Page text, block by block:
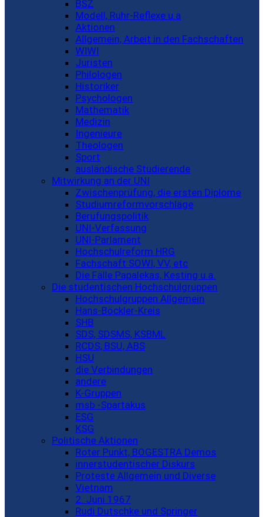
BSZ
Modell, Ruhr-Reflexe u.a
Aktionen
Allgemein, Arbeit in den Fachschaften
WIWI
Juristen
Philologen
Historiker
Psychologen
Mathematik
Medizin
Ingenieure
Theologen
Sport
ausländische Studierende
Mitwirkung an der UNI
Zwischenprüfung, die ersten Diplome
Studiumreformvorschläge
Berufungspolitik
UNI-Verfassung
UNI-Parlament
Hochschulreform HRG
Fachschaft SOWI, VV, etc
Die Fälle Papalekas, Kesting u.a.
Die studentischen Hochschulgruppen
Hochschulgruppen Allgemein
Hans-Böckler-Kreis
SHB
SDS, SDSMS, KSBML
RCDS, BSU, ABS
HSU
die Verbindungen
andere
K-Gruppen
msb -Spartakus
ESG
KSG
Politische Aktionen
Roter Punkt, BOGESTRA Demos
innerstudentischer Diskurs
Proteste Allgemein und Diverse
Vietnam
2. Juni 1967
Rudi Dutschke und Springer